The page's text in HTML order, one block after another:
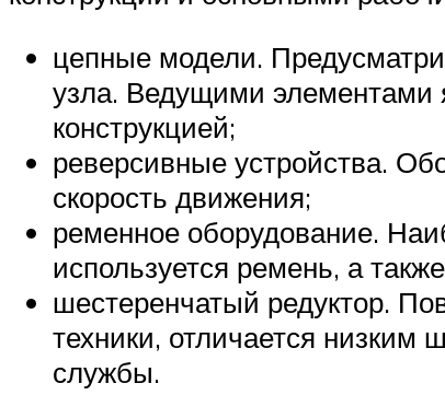
цепные модели.
узла. Ведущими элементами
конструкцией;
реверсивные устройства.
скорость движения;
ременное оборудование.
используется ремень, а
шестеренчатый редуктор.
техники, отличается
службы.